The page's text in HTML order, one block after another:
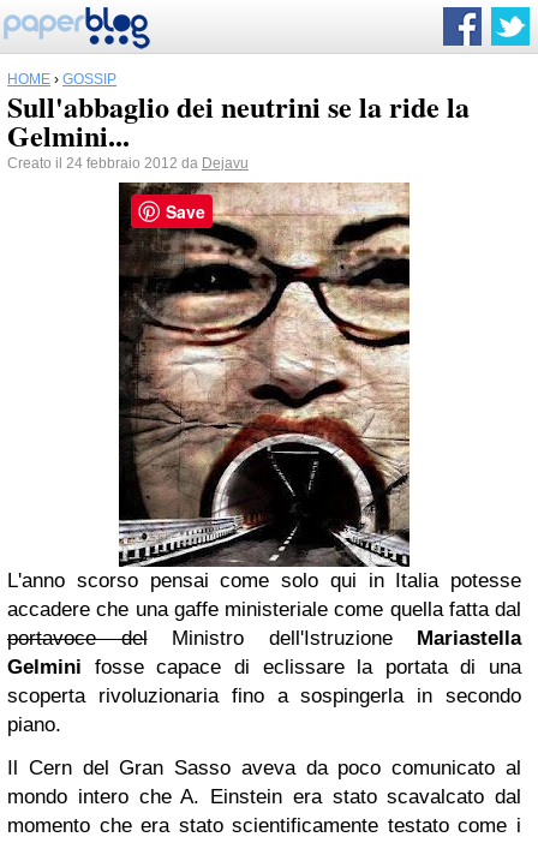
HOME › GOSSIP
Sull'abbaglio dei neutrini se la ride la
Gelmini...
Creato il 24 febbraio 2012 da Dejavu
L'anno scorso pensai come solo qui in Italia potesse
accadere che una gaffe ministeriale come quella fatta dal
portavoce delMinistro dell'Istruzione Mariastella
Gelmini fosse capace di eclissare la portata di una
scoperta rivoluzionaria fino a sospingerla in secondo
piano.
Il Cern del Gran Sasso aveva da poco comunicato al
mondo intero che A. Einstein era stato scavalcato dal
momento che era stato scientificamente testato come i
Save